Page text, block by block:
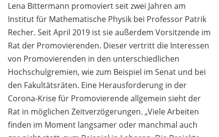
Lena Bittermann promoviert seit zwei Jahren am
Institut für Mathematische Physik bei Professor Patrik
Recher. Seit April 2019 ist sie außerdem Vorsitzende im
Rat der Promovierenden. Dieser vertritt die Interessen
von Promovierenden in den unterschiedlichen
Hochschulgremien, wie zum Beispiel im Senat und bei
den Fakultätsräten. Eine Herausforderung in der
Corona-Krise für Promovierende allgemein sieht der
Rat in möglichen Zeitverzögerungen. „Viele Arbeiten
finden im Moment langsamer oder manchmal auch